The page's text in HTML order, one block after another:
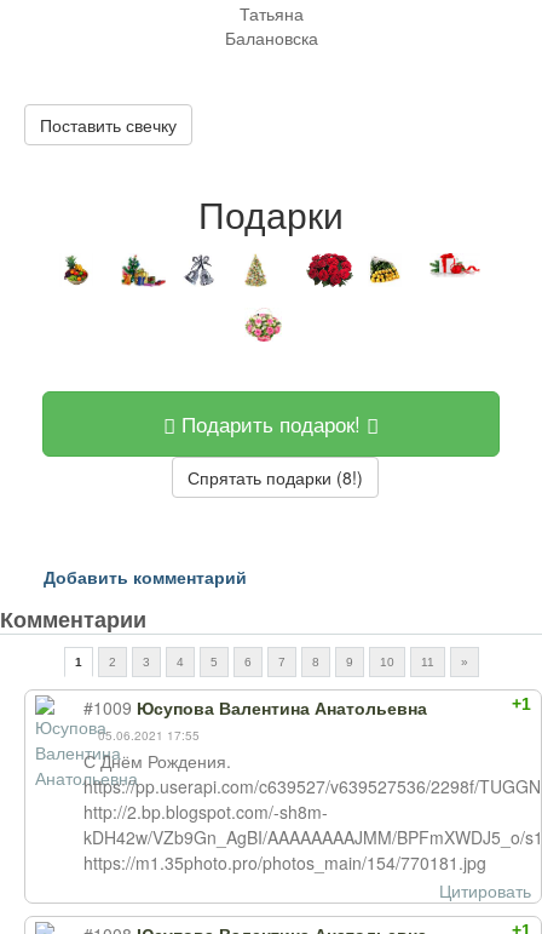
Татьяна
Балановска
Поставить свечку
Подарки
Подарить подарок!
Спрятать подарки (8!)
Добавить комментарий
Комментарии
1 2 3 4 5 6 7 8 9 10 11 »
+1
#1009 Юсупова Валентина Анатольевна
05.06.2021 17:55
С Днём Рождения.
https://pp.userapi.com/c639527/v639527536/2298f/
http://2.bp.blogspot.com/-sh8m-
kDH42w/VZb9Gn_AgBI/AAAAAAAAJMM/
https://m1.35photo.pro/photos_main/154/770181.jpg
Цитировать